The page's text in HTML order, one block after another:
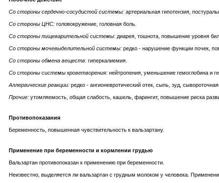
Со стороны сердечно-сосудистой системы: артериальная гипотензия,
Со стороны ЦНС: головокружение, головная боль.
Со стороны пищеварительной системы: диарея, тошнота, повышение уровня
Со стороны мочевыделительной системы: редко - нарушение функции почек,
Со стороны обмена веществ: гиперкалиемия.
Со стороны системы кроветворения: нейтропения, уменьшение гемоглобина и
Аллергические реакции: редко - ангионевротический отек, сыпь, зуд,
Прочие: утомляемость, общая слабость, кашель, фарингит, повышение риска
Противопоказания
Беременность, повышенная чувствительность к вальзартану.
Применение при беременности и кормлении грудью
Вальзартан противопоказан к применению при беременности.
Неизвестно, выделяется ли вальзартан с грудным молоком у человека.